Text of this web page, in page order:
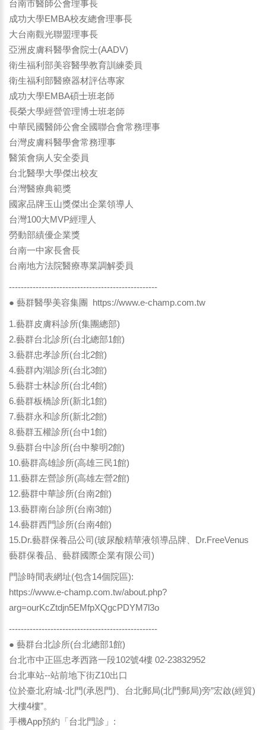
台南市醫師公會理事長
成功大學EMBA校友總會理事長
大台南觀光聯盟理事長
亞洲皮膚科醫學會院士(AADV)
衛生福利部美容醫學教育訓練委員
衛生福利部醫療器材評估專家
成功大學EMBA碩士班老師
長榮大學經營管理博士班老師
中華民國醫師公會全國聯合會常務理事
台灣皮膚科醫學會常務理事
醫策會病人安全委員
台北醫學大學傑出校友
台灣醫療典範獎
國家品牌玉山獎傑出企業領導人
台灣100大MVP經理人
勞動部績優企業獎
台南一中家長會長
台南地方法院醫療專業調解委員
--------------------------------------------------
● 藝群醫學美容集團 https://www.e-champ.com.tw
1.藝群皮膚科診所(集團總部)
2.藝群台北診所(台北總部1館)
3.藝群忠孝診所(台北2館)
4.藝群內湖診所(台北3館)
5.藝群士林診所(台北4館)
6.藝群板橋診所(新北1館)
7.藝群永和診所(新北2館)
8.藝群五權診所(台中1館)
9.藝群台中診所(台中黎明2館)
10.藝群高雄診所(高雄三民1館)
11.藝群左營診所(高雄左營2館)
12.藝群中華診所(台南2館)
13.藝群南台診所(台南3館)
14.藝群西門診所(台南4館)
15.Dr.藝群保養品公司(玻尿酸精華液領導品牌、Dr.FreeVenus
藝群保養品、藝群國際企業有限公司)
門診時間表網址(包含14個院區):
https://www.e-champ.com.tw/about.php?
arg=ourKcZtdjn5EMfpXQgcPDYM7l3o
--------------------------------------------------
● 藝群台北診所(台北總部1館)
台北市中正區忠孝西路一段102號4樓 02-23832952
台北車站--站前地下街Z10出口
位於臺北府城-北門(承恩門)、台北郵局(北門郵局)旁”宏啟(經貿)
大樓4樓”。
手機App預約「台北門診」: